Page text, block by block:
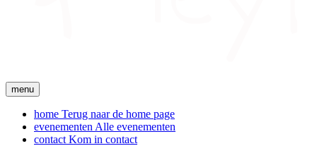
menu
home Terug naar de home page
evenementen Alle evenementen
contact Kom in contact